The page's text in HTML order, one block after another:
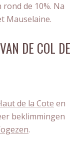
de 10%. Na
Mauselaine.
DE COL DE
de la Cote en
beklimmingen
.